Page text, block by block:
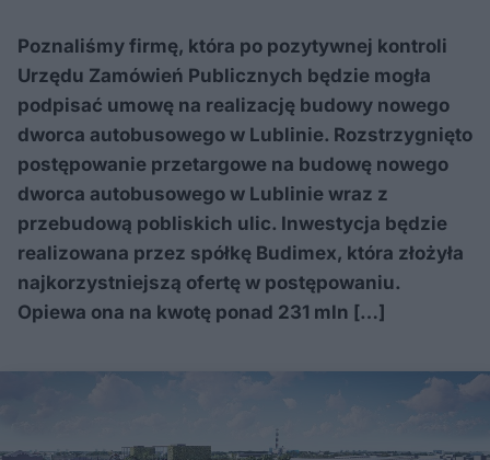
Poznaliśmy firmę, która po pozytywnej kontroli
Urzędu Zamówień Publicznych będzie mogła
podpisać umowę na realizację budowy nowego
dworca autobusowego w Lublinie. Rozstrzygnięto
postępowanie przetargowe na budowę nowego
dworca autobusowego w Lublinie wraz z
przebudową pobliskich ulic. Inwestycja będzie
realizowana przez spółkę Budimex, która złożyła
najkorzystniejszą ofertę w postępowaniu.
Opiewa ona na kwotę ponad 231 mln […]